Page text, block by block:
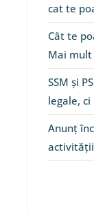
cat te
Cât te
Mai mult
SSM și
legale,
Anunț
activității